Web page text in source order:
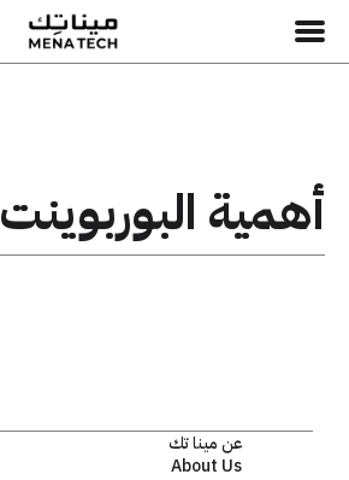
أهمية البوربوينت
عن مينا تك
About Us